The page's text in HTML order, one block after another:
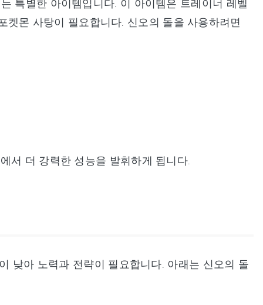
특별한 아이템입니다. 이 아이템은 트레이너 레벨
켓몬 사탕이 필요합니다. 신오의 돌을 사용하려면
서 더 강력한 성능을 발휘하게 됩니다.
낮아 노력과 전략이 필요합니다. 아래는 신오의 돌